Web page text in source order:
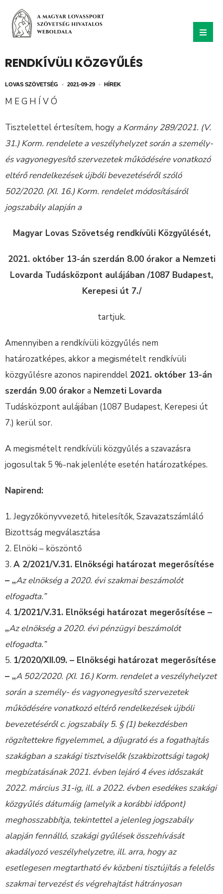
RENDKÍVÜLI KÖZGYŰLÉS
LOVAS SZÖVETSÉG • 2021-09-29 • HÍREK
M E G H Í V Ó
Tisztelettel értesítem, hogy a Kormány 289/2021. (V.
31.) Korm. rendelete a veszélyhelyzet során a személy-
és vagyonegyesítő szervezetek működésére vonatkozó
eltérő rendelkezések újbóli bevezetéséről szóló
502/2020. (XI. 16.) Korm. rendelet módosításáról
jogszabály alapján a
Magyar Lovas Szövetség rendkívüli Közgyűlését,
2021. október 13-án szerdán 8.00 órakor a Nemzeti
Lovarda Tudásközpont aulájában /1087 Budapest,
Kerepesi út 7./
tartjuk.
Amennyiben a rendkívüli közgyűlés nem
határozatképes, akkor a megismételt rendkívüli
közgyűlésre azonos napirenddel 2021. október 13-án
szerdán 9.00 órakora Nemzeti Lovarda
Tudásközpont aulájában (1087 Budapest, Kerepesi út
7.) kerül sor.
A megismételt rendkívüli közgyűlés a szavazásra
jogosultak 5 %-nak jelenléte esetén határozatképes.
Napirend:
Jegyzőkönyvvezető, hitelesítők, Szavazatszámláló
Bizottság megválasztása
Elnöki – köszöntő
A 2/2021/V.31. Elnökségi határozat megerősítése
– „Az elnökség a 2020. évi szakmai beszámolót
elfogadta.”
1/2021/V.31. Elnökségi határozat megerősítése –
„Az elnökség a 2020. évi pénzügyi beszámolót
elfogadta.”
1/2020/XII.09. – Elnökségi határozat megerősítése
– „A 502/2020. (XI. 16.) Korm. rendelet a veszélyhelyzet
során a személy- és vagyonegyesítő szervezetek
működésére vonatkozó eltérő rendelkezések újbóli
bevezetéséről c. jogszabály 5. § (1) bekezdésben
rögzítettekre figyelemmel, a díjugrató és a fogathajtás
szakágban a szakági tisztviselők (szakbizottsági tagok)
megbízatásának 2021. évben lejáró 4 éves időszakát
2022. március 31-ig, ill. a 2022. évben esedékes szakági
közgyűlés dátumáig (amelyik a korábbi időpont)
meghosszabbítja, tekintettel a jelenleg jogszabály
alapján fennálló, szakági gyűlések összehívását
akadályozó veszélyhelyzetre, ill. arra, hogy az
esetlegesen megtartható év közbeni tisztújítás a felelős
szakmai tervezést és végrehajtást hátrányosan